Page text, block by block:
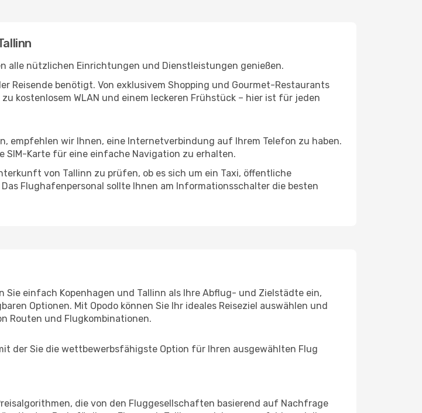
alle nützlichen Einrichtungen und Dienstleistungen genießen.
Reisende benötigt. Von exklusivem Shopping und Gourmet-Restaurants
kostenlosem WLAN und einem leckeren Frühstück – hier ist für jeden
empfehlen wir Ihnen, eine Internetverbindung auf Ihrem Telefon zu haben.
SIM-Karte für eine einfache Navigation zu erhalten.
von Tallinn zu prüfen, ob es sich um ein Taxi, öffentliche
Flughafenpersonal sollte Ihnen am Informationsschalter die besten
einfach Kopenhagen und Tallinn als Ihre Abflug- und Zielstädte ein,
Optionen. Mit Opodo können Sie Ihr ideales Reiseziel auswählen und
Routen und Flugkombinationen.
der Sie die wettbewerbsfähigste Option für Ihren ausgewählten Flug
die von den Fluggesellschaften basierend auf Nachfrage